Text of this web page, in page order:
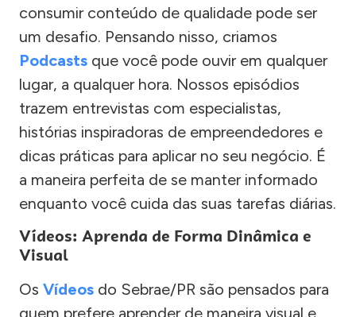
consumir conteúdo de qualidade pode ser
um desafio. Pensando nisso, criamos
Podcasts que você pode ouvir em qualquer
lugar, a qualquer hora. Nossos episódios
trazem entrevistas com especialistas,
histórias inspiradoras de empreendedores e
dicas práticas para aplicar no seu negócio. É
a maneira perfeita de se manter informado
enquanto você cuida das suas tarefas diárias.
Vídeos: Aprenda de Forma Dinâmica e
Visual
Os Vídeos do Sebrae/PR são pensados para